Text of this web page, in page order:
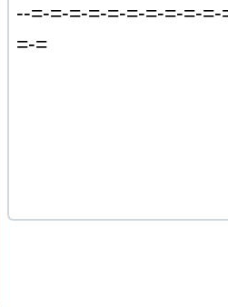
--=-=-=-=-=-=-=-=-=-
=-=